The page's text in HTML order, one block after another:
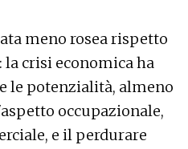
meno rosea rispetto
crisi economica ha
le potenzialità, almeno
occupazionale,
e il perdurare